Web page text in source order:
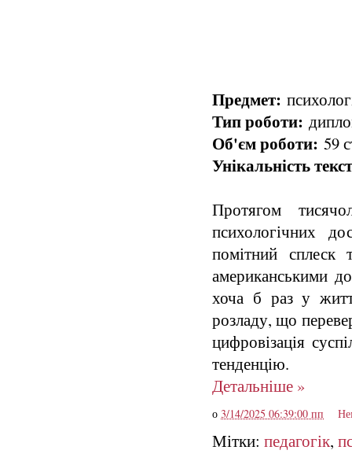
Предмет:
Тип роботи:
Об'єм роботи: 59
Унікальність
Протягом
психологічних
помітний сплеск
американськими
хоча б раз у
розладу, що
цифровізація
тенденцію.
Детальніше »
о 3/14/2025 06:39:00 пп
Мітки: педагогік,